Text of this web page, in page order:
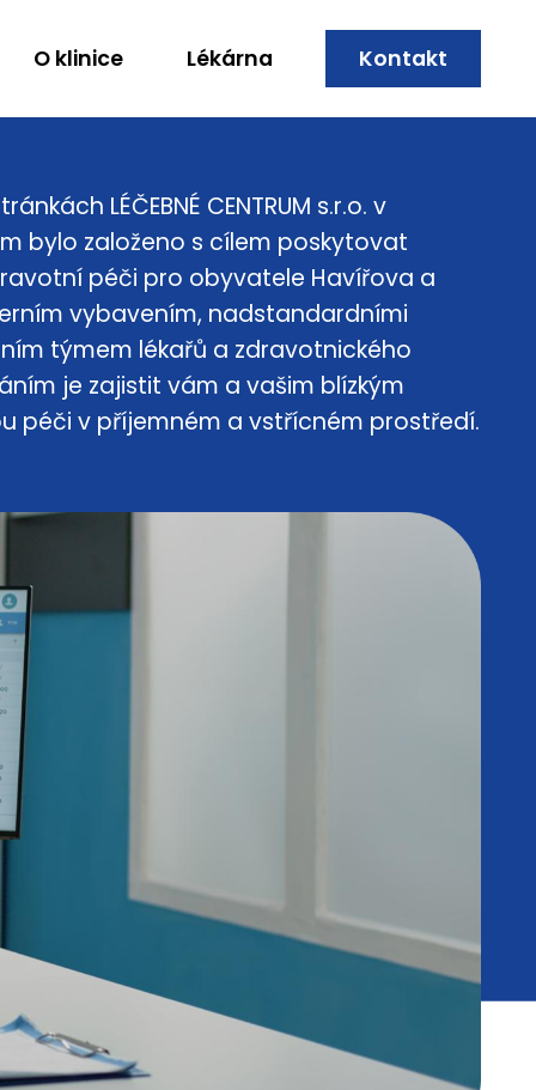
O klinice Lékárna Kontakt
LÉČEBNÉ CENTRUM s.r.o. v
bylo založeno s cílem poskytovat
péči pro obyvatele Havířova a
vybavením, nadstandardními
týmem lékařů a zdravotnického
je zajistit vám a vašim blízkým
péči v příjemném a vstřícném prostředí.